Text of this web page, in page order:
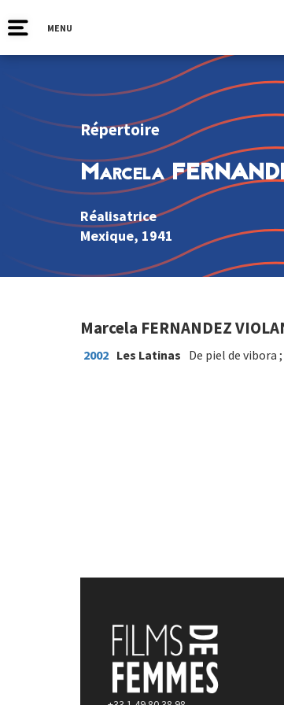
MENU
Répertoire
Marcela
Réalisatrice
Mexique, 1941
Marcela FERNANDEZ
2002 Les Latinas De piel de vibora